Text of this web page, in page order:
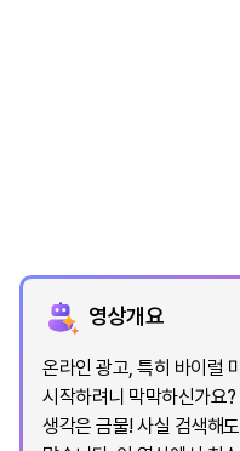
영상개요
온라인 광고, 특히 바이럴
시작하려니 막막하신가요
생각은 금물! 사실 검색해